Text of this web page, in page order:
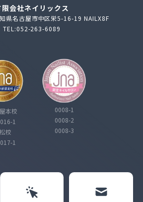
会社ネイリックス
県名古屋市中区栄5-16-19 NAILX8F
TEL:052-263-6089
本校
1
校
1
0008-1
0008-2
0008-3